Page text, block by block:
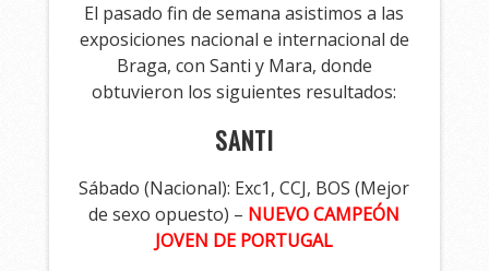
El pasado fin de semana asistimos a las
exposiciones nacional e internacional de
Braga, con Santi y Mara, donde
obtuvieron los siguientes resultados:
SANTI
Sábado (Nacional): Exc1, CCJ, BOS (Mejor
de sexo opuesto) – NUEVO CAMPEÓN
JOVEN DE PORTUGAL